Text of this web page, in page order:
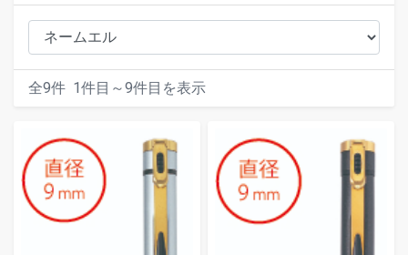
全9件 1件目～9件目を表示